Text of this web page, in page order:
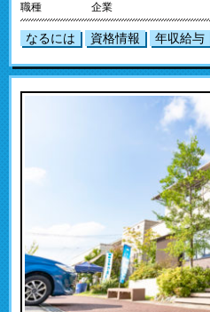
職種 企業
なるには 資格情報 年収給与